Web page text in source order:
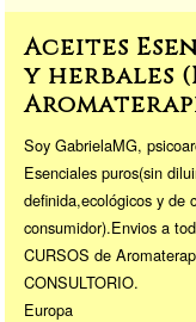
Aceites
y herbales
Soy GabrielaMG,
Esenciales puros(sin
definida,ecológicos y de
consumidor).Envios a
CURSOS de
CONSULTORIO.
Europa